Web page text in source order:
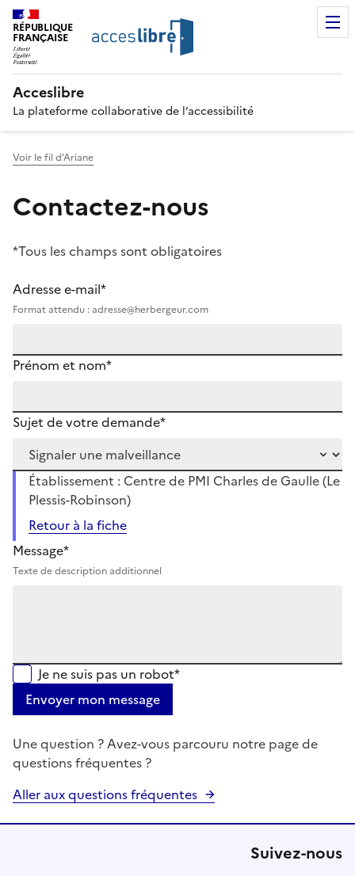
RÉPUBLIQUE
FRANÇAISE
Acceslibre
La plateforme collaborative de l’accessibilité
Voir le fil d'Ariane
Contactez-nous
*Tous les champs sont obligatoires
Adresse e-mail*
Format attendu : adresse@herbergeur.com
Prénom et nom*
Sujet de votre demande*
Établissement : Centre de PMI Charles de Gaulle (Le
Plessis-Robinson)
Retour à la fiche
Message*
Texte de description additionnel
Je ne suis pas un robot*
Envoyer mon message
Une question ? Avez-vous parcouru notre page de
questions fréquentes ?
Aller aux questions fréquentes
Suivez-nous